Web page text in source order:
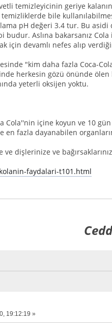
temizleyicinin geriye
bile
pH değeri 3.4 tur. Bu
budur. Aslına bakarsanız
için devamlı nefes alıp
"kim daha fazla Coca-
herkesin gözü önünde
yeterli oksijen yoktu.
Cola''nin içine koyun ve 10
fazla dayanabilen
dişlerinize ve
faydalari-t101.html
19:12:19 »